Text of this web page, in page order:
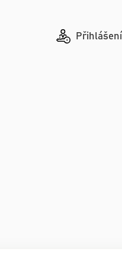
Přihlášení